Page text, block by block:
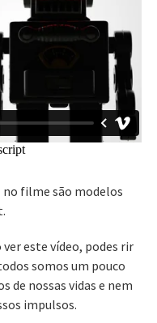
no filme são modelos
este vídeo, podes rir
somos um pouco
de nossas vidas e nem
impulsos.